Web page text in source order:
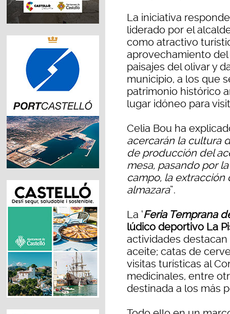
La iniciativa
liderado por el
como atractivo
aprovechamiento
paisajes del olivar y
municipio, a los que
patrimonio histórico
lugar idóneo para
Celia Bou ha
acercarán la cultura
de producción del
mesa, pasando por
campo, la extracción
almazara”.
La ‘Feria Temprana
lúdico deportivo La
actividades
aceite; catas de
visitas turísticas al
medicinales, entre
destinada a los más